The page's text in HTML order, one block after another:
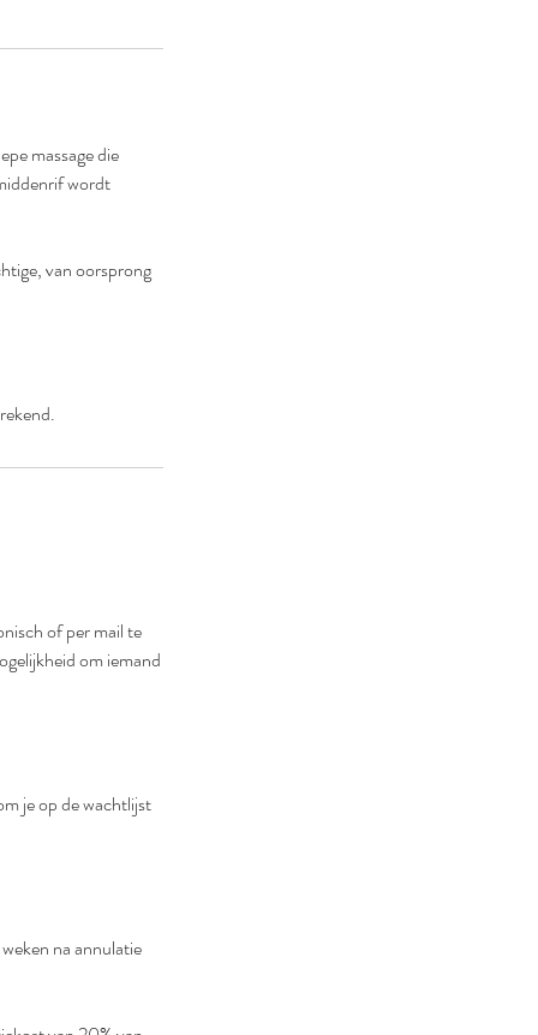
massage die
wordt
van oorsprong
of per mail te
om iemand
je op de wachtlijst
na annulatie